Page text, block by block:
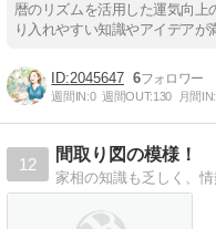
暦のリズムを活用した運気向上
り入れやすい知識やアイデアが
2045647 6
週間IN:0 週間OUT:130 月間IN:
12
間取り図の模様
家相の知識も乏しく、